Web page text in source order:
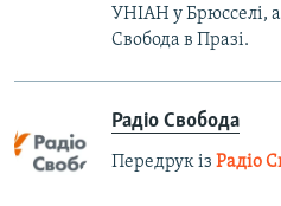
УНІАН у Брюсселі,
Свобода в Празі.
Радіо Свобода
Передрук із Радіо